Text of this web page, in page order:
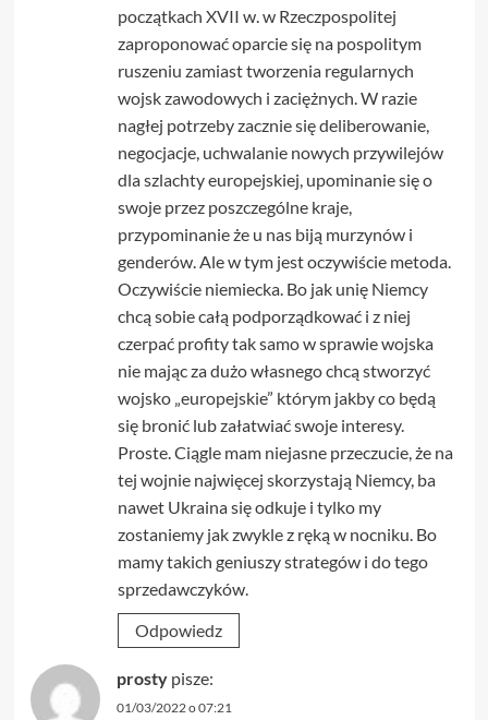
początkach XVII w. w Rzeczpospolitej
zaproponować oparcie się na pospolitym
ruszeniu zamiast tworzenia regularnych
wojsk zawodowych i zaciężnych. W razie
nagłej potrzeby zacznie się deliberowanie,
negocjacje, uchwalanie nowych przywilejów
dla szlachty europejskiej, upominanie się o
swoje przez poszczególne kraje,
przypominanie że u nas biją murzynów i
genderów. Ale w tym jest oczywiście metoda.
Oczywiście niemiecka. Bo jak unię Niemcy
chcą sobie całą podporządkować i z niej
czerpać profity tak samo w sprawie wojska
nie mając za dużo własnego chcą stworzyć
wojsko „europejskie” którym jakby co będą
się bronić lub załatwiać swoje interesy.
Proste. Ciągle mam niejasne przeczucie, że na
tej wojnie najwięcej skorzystają Niemcy, ba
nawet Ukraina się odkuje i tylko my
zostaniemy jak zwykle z ręką w nocniku. Bo
mamy takich geniuszy strategów i do tego
sprzedawczyków.
Odpowiedz
prosty pisze:
01/03/2022 o 07:21